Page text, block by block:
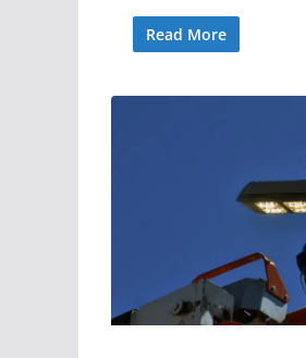
Read More